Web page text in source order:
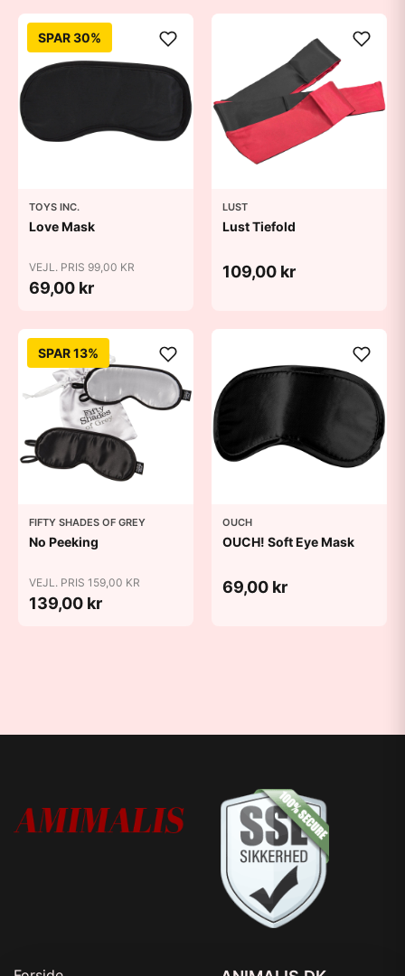
SPAR 30%
TOYS INC.
Love Mask
VEJL. PRIS 99,00 KR
69,00 kr
LUST
Lust Tiefold
109,00 kr
SPAR 13%
FIFTY SHADES OF GREY
No Peeking
VEJL. PRIS 159,00 KR
139,00 kr
OUCH
OUCH! Soft Eye Mask
69,00 kr